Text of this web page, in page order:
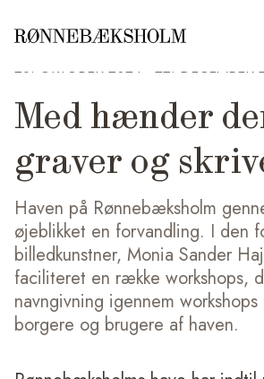
26. OKTOBER 2024 22. DECEMBER
Med hænder
graver og
Haven på Rønnebæksholm
øjeblikket en forvandling. I den
billedkunstner, Monia Sander
faciliteret en række workshops,
navngivning igennem
borgere og brugere af haven.